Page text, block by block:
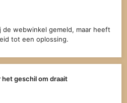
de webwinkel gemeld, maar heeft
tot een oplossing.
het geschil om draait